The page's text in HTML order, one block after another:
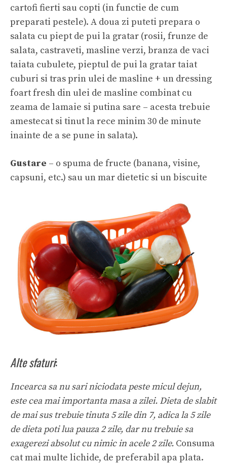
cartofi fierti sau copti (in functie de cum
preparati pestele). A doua zi puteti prepara o
salata cu piept de pui la gratar (rosii, frunze de
salata, castraveti, masline verzi, branza de vaci
taiata cubulete, pieptul de pui la gratar taiat
cuburi si tras prin ulei de masline + un dressing
foart fresh din ulei de masline combinat cu
zeama de lamaie si putina sare – acesta trebuie
amestecat si tinut la rece minim 30 de minute
inainte de a se pune in salata).
Gustare – o spuma de fructe (banana, visine,
capsuni, etc.) sau un mar dietetic si un biscuite
Alte sfaturi:
Incearca sa nu sari niciodata peste micul dejun,
este cea mai importanta masa a zilei. Dieta de slabit
de mai sus trebuie tinuta 5 zile din 7, adica la 5 zile
de dieta poti lua pauza 2 zile, dar nu trebuie sa
exagerezi absolut cu nimic in acele 2 zile. Consuma
cat mai multe lichide, de preferabil apa plata.